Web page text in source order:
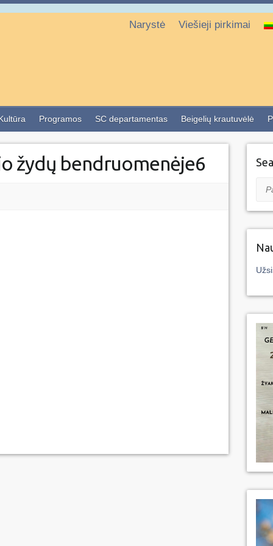
Narystė Viešieji pirkimai
Programos SC departamentas Beigelių krautuvėlė
žydų bendruomenėje6